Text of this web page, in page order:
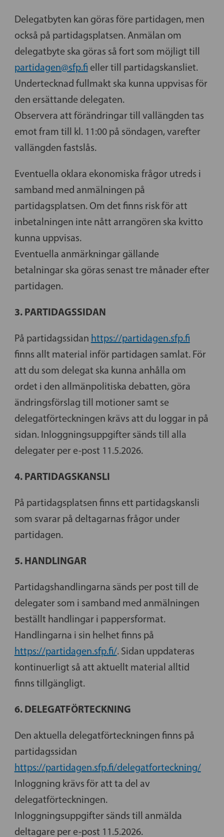
Delegatbyten kan göras före partidagen, men
också på partidagsplatsen. Anmälan om
delegatbyte ska göras så fort som möjligt till
partidagen@sfp.fi eller till partidagskansliet.
Undertecknad fullmakt ska kunna uppvisas för
den ersättande delegaten.
Observera att förändringar till vallängden tas
emot fram till kl. 11:00 på söndagen, varefter
vallängden fastslås.
Eventuella oklara ekonomiska frågor utreds i
samband med anmälningen på
partidagsplatsen. Om det finns risk för att
inbetalningen inte nått arrangören ska kvitto
kunna uppvisas.
Eventuella anmärkningar gällande
betalningar ska göras senast tre månader efter
partidagen.
3. PARTIDAGSSIDAN
På partidagssidan https://partidagen.sfp.fi
finns allt material inför partidagen samlat. För
att du som delegat ska kunna anhålla om
ordet i den allmänpolitiska debatten, göra
ändringsförslag till motioner samt se
delegatförteckningen krävs att du loggar in på
sidan. Inloggningsuppgifter sänds till alla
delegater per e-post 11.5.2026.
4. PARTIDAGSKANSLI
På partidagsplatsen finns ett partidagskansli
som svarar på deltagarnas frågor under
partidagen.
5. HANDLINGAR
Partidagshandlingarna sänds per post till de
delegater som i samband med anmälningen
beställt handlingar i pappersformat.
Handlingarna i sin helhet finns på
https://partidagen.sfp.fi/. Sidan uppdateras
kontinuerligt så att aktuellt material alltid
finns tillgängligt.
6. DELEGATFÖRTECKNING
Den aktuella delegatförteckningen finns på
partidagssidan
https://partidagen.sfp.fi/delegatforteckning/
Inloggning krävs för att ta del av
delegatförteckningen.
Inloggningsuppgifter sänds till anmälda
deltagare per e-post 11.5.2026.